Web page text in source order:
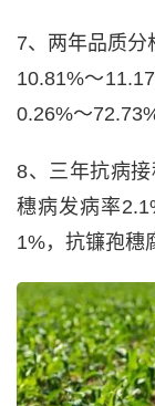
7、两年品质分
10.81%～
0.26%～72.73%
8、三年抗病
穗病发病率
1%，抗镰孢穗